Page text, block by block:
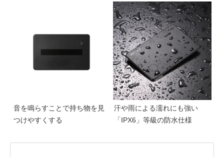
音を鳴らすことで持ち物を見
つけやすくする
汗や雨による濡れにも強い
「IPX6」等級の防水仕様